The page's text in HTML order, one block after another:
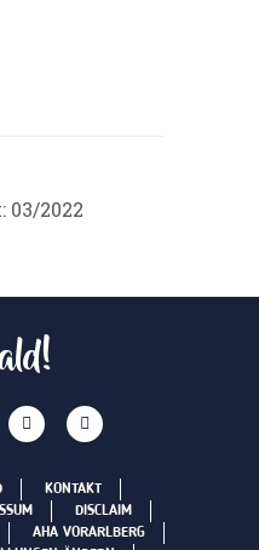
2022
KONTAKT
DISCLAIM
AHA VORARLBERG